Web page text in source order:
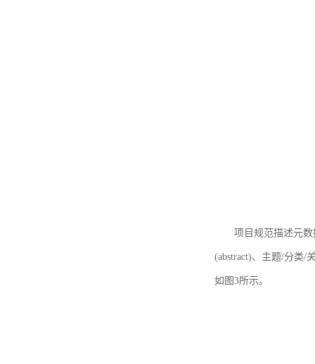
项目规范描述元
(abstract)、主题/分类/
如图3所示。